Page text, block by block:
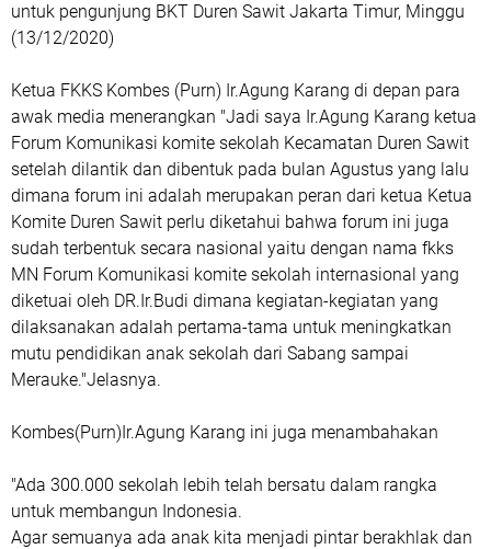
untuk pengunjung BKT Duren Sawit Jakarta Timur, Minggu
(13/12/2020)
Ketua FKKS Kombes (Purn) Ir.Agung Karang di depan para
awak media menerangkan "Jadi saya Ir.Agung Karang ketua
Forum Komunikasi komite sekolah Kecamatan Duren Sawit
setelah dilantik dan dibentuk pada bulan Agustus yang lalu
dimana forum ini adalah merupakan peran dari ketua Ketua
Komite Duren Sawit perlu diketahui bahwa forum ini juga
sudah terbentuk secara nasional yaitu dengan nama fkks
MN Forum Komunikasi komite sekolah internasional yang
diketuai oleh DR.Ir.Budi dimana kegiatan-kegiatan yang
dilaksanakan adalah pertama-tama untuk meningkatkan
mutu pendidikan anak sekolah dari Sabang sampai
Merauke."Jelasnya.
Kombes(Purn)Ir.Agung Karang ini juga menambahakan
"Ada 300.000 sekolah lebih telah bersatu dalam rangka
untuk membangun Indonesia.
Agar semuanya ada anak kita menjadi pintar berakhlak dan